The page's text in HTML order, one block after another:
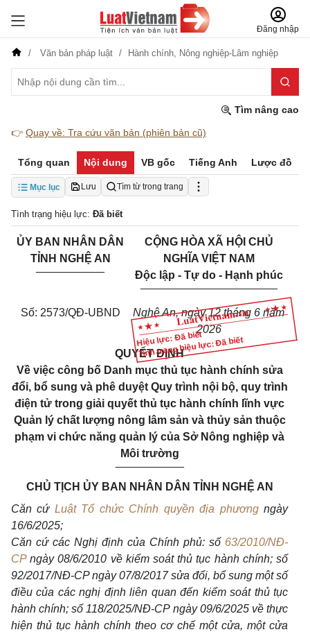
Đăng nhập
Văn bản pháp luật Hành chính, Nông nghiệp-Lâm nghiệp
Tìm nâng cao
👉 Quay về: Tra cứu văn bản (phiên bản cũ)
Tổng quan Nội dung VB gốc Tiếng Anh Lược đồ
Mục lục Lưu Tìm từ trong trang
Tình trạng hiệu lực: Đã biết
Hiệu lực: Đã biết
Tình trạng hiệu lực: Đã biết
ỦY BAN NHÂN DÂN
TỈNH NGHỆ AN
___________
CỘNG HÒA XÃ HỘI CHỦ
NGHĨA VIỆT NAM
Độc lập - Tự do - Hạnh phúc
______________________
Số: 2573/QĐ-UBND Nghệ An, ngày12tháng 6 năm
2026
QUYẾT ĐỊNH
Về việc công bố Danh mục thủ tục hành chính sửa
đổi, bổ sung và phê duyệt Quy trình nội bộ, quy trình
điện tử trong giải quyết thủ tục hành chính lĩnh vực
Quản lý chất lượng nông lâm sản và thủy sản thuộc
phạm vi chức năng quản lý của Sở Nông nghiệp và
Môi trường
___________
CHỦ TỊCH ỦY BAN NHÂN DÂN TỈNH NGHỆ AN
Căn cứ Luật Tổ chức Chính quyền địa phươngngày
16/6/2025;
Căn cứ các Nghị định của Chính phủ: số 63/2010/NĐ-
CPngày 08/6/2010 về kiểm soát thủ tục hành chính; số
92/2017/NĐ-CP ngày 07/8/2017 sửa đổi, bổ sung một số
điều của các nghị định liên quan đến kiểm soát thủ tục
hành chính; số 118/2025/NĐ-CP ngày 09/6/2025 về thực
hiện thủ tục hành chính theo cơ chế một cửa, một cửa